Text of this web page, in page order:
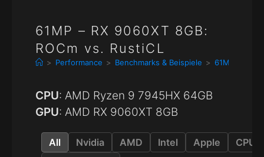
61MP – RX 9060XT 8GB:
ROCm vs. RustiCL
> Performance > Benchmarks & Beispiele > 61MP – RX
CPU: AMD Ryzen 9 7945HX 64GB
GPU: AMD RX 9060XT 8GB
All Nvidia AMD Intel Apple CPU